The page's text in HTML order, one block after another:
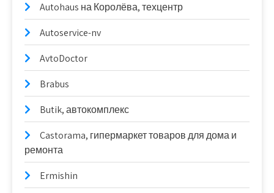
Autohaus на Королёва, техцентр
Autoservice-nv
AvtoDoctor
Brabus
Butik, автокомплекс
Castorama, гипермаркет товаров для дома и
ремонта
Ermishin